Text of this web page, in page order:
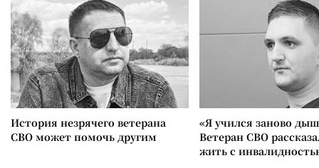
История незрячего ветерана
СВО может помочь другим
«Я учился заново
Ветеран СВО
жить с